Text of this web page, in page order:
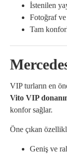
İstenilen
Fotoğraf
Tam
VIP turların en
Vito VIP
konfor sağlar.
Öne çıkan
Geniş ve